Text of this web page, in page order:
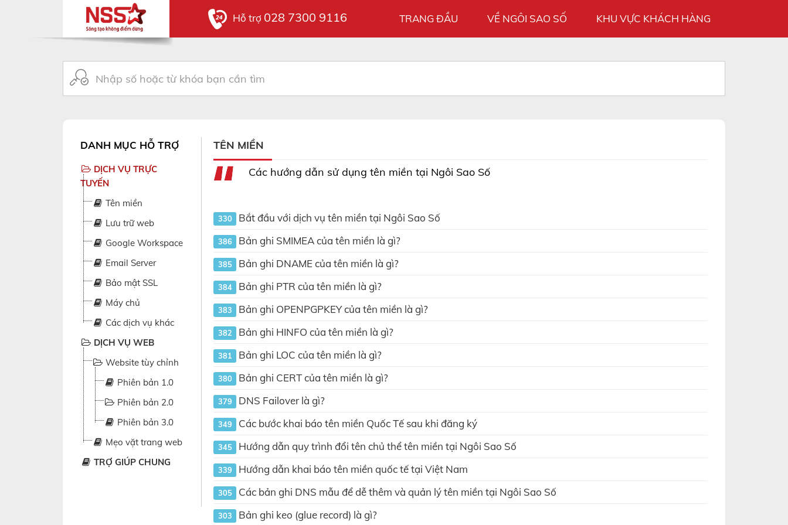
Hỗ trợ 028 7300 9116 TRANG ĐẦU VỀ NGÔI SAO SỐ KHU VỰC KHÁCH HÀNG
TÊN MIỀN
Các hướng dẫn sử dụng tên miền tại Ngôi Sao Số
330 Bắt đầu với dịch vụ tên miền tại Ngôi Sao Số
386 Bản ghi SMIMEA của tên miền là gì?
385 Bản ghi DNAME của tên miền là gì?
384 Bản ghi PTR của tên miền là gì?
383 Bản ghi OPENPGPKEY của tên miền là gì?
382 Bản ghi HINFO của tên miền là gì?
381 Bản ghi LOC của tên miền là gì?
380 Bản ghi CERT của tên miền là gì?
379 DNS Failover là gì?
349 Các bước khai báo tên miền Quốc Tế sau khi đăng ký
345 Hướng dẫn quy trình đổi tên chủ thể tên miền tại Ngôi Sao Số
339 Hướng dẫn khai báo tên miền quốc tế tại Việt Nam
305 Các bản ghi DNS mẫu để dễ thêm và quản lý tên miền tại Ngôi Sao Số
303 Bản ghi keo (glue record) là gì?
DANH MỤC HỖ TRỢ
DỊCH VỤ TRỰC
TUYẾN
Tên miền
Lưu trữ web
Google Workspace
Email Server
Bảo mật SSL
Máy chủ
Các dịch vụ khác
DỊCH VỤ WEB
Website tùy chỉnh
Phiên bản 1.0
Phiên bản 2.0
Phiên bản 3.0
Mẹo vặt trang web
TRỢ GIÚP CHUNG